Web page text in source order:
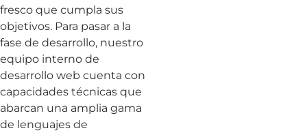
fresco que cumpla sus
objetivos. Para pasar a la
fase de desarrollo, nuestro
equipo interno de
desarrollo web cuenta con
capacidades técnicas que
abarcan una amplia gama
de lenguajes de